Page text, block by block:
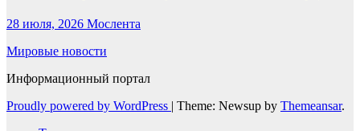
28 июля, 2026 Мослента
Мировые новости
Информационный портал
Proudly powered by WordPress | Theme: Newsup by Themeansar.